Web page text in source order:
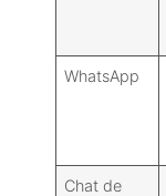
WhatsApp
Chat de